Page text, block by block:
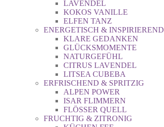
LAVENDEL
KOKOS VANILLE
ELFEN TANZ
ENERGETISCH & INSPIRIEREND
KLARE GEDANKEN
GLÜCKSMOMENTE
NATURGEFÜHL
CITRUS LAVENDEL
LITSEA CUBEBA
ERFRISCHEND & SPRITZIG
ALPEN POWER
ISAR FLIMMERN
FLÖSSER QUELL
FRUCHTIG & ZITRONIG